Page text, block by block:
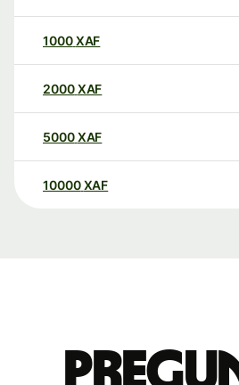
1000XAF
2000XAF
5000XAF
10000 XAF